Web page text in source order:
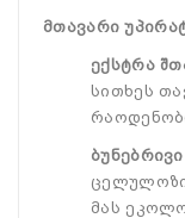
მთავარი
ექსტრა
სითხეს
მას